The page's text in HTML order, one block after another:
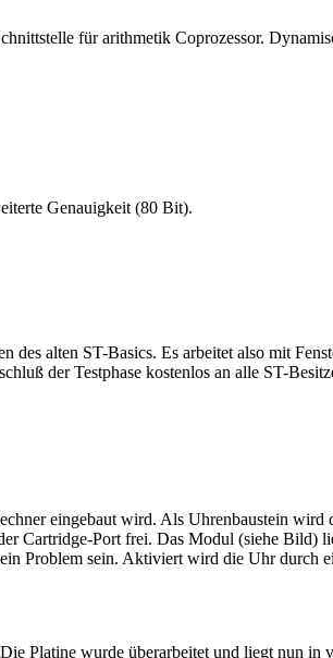
für arithmetik Coprozessor.
Genauigkeit (80 Bit).
des alten ST-Basics. Es arbeitet also mit
der Testphase kostenlos an alle ST-
eingebaut wird. Als Uhrenbaustein
Cartridge-Port frei. Das Modul (siehe Bild)
Problem sein. Aktiviert wird die Uhr durch
Platine wurde überarbeitet und liegt nun in